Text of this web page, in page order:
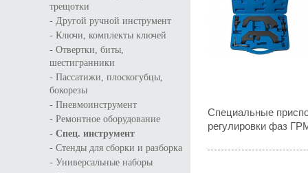
трещотки
- Другой ручной инструмент
- Ключи, комплекты ключей
- Отвертки, биты,
шестигранники
- Пассатижи, плоскогубцы,
бокорезы
- Пневмоинструмент
- Ремонтное оборудование
- Спец. инструмент
- Стенды для сборки и разборка
- Универсальные наборы
Специальные
регулировки фаз